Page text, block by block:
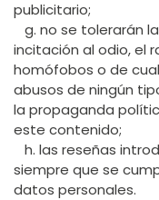
publicitario;
g. no se tolerarán
incitación al odio, el
homófobos o de
abusos de ningún
la propaganda
este contenido;
h. las reseñas
siempre que se
datos personales.